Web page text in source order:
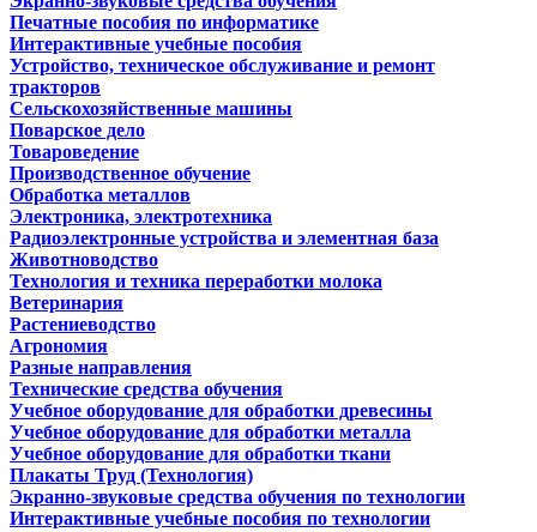
Печатные пособия по информатике
Интерактивные учебные пособия
Устройство, техническое обслуживание и ремонт
тракторов
Сельскохозяйственные машины
Поварское дело
Товароведение
Производственное обучение
Обработка металлов
Электроника, электротехника
Радиоэлектронные устройства и элементная база
Животноводство
Технология и техника переработки молока
Ветеринария
Растениеводство
Агрономия
Разные направления
Технические средства обучения
Учебное оборудование для обработки древесины
Учебное оборудование для обработки металла
Учебное оборудование для обработки ткани
Плакаты Труд (Технология)
Экранно-звуковые средства обучения по технологии
Интерактивные учебные пособия по технологии